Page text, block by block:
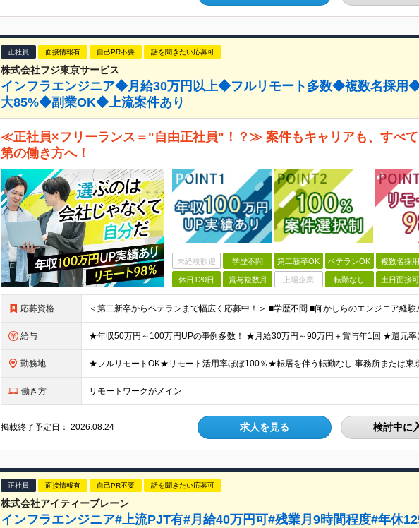
正社員 面接情報有 自己PR不要 話を聞きたい応募可
株式会社フジ東京サービス
インフラエンジニア◆月給30万円以上◆フルリモート多数◆複数名採用
大85%◆副業OK◆上流案件あり
≪正社員×フリーランス＝"自由正社員"！？≫ 案件もキャリアも、すべ
第の働き方へ！
未経験歓迎 学歴不問 第二新卒OK ベテランOK 複数名採用
休日120日 賞与複数月 上場企業 転勤なし 土日面接可
応募資格
給与
勤務地
働き方 リモートワークがメイン
掲載終了予定日：2026.08.24 求人を見る 検討中に
正社員 面接情報有 自己PR不要 話を聞きたい応募可
株式会社アイティーブレーン
インフラエンジニア#上流PJT有#月給40万円可#残業月9時間程度#年休